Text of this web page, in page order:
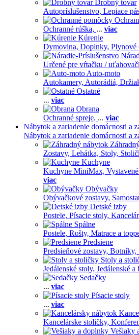
Drobný tovar
Autopríslušenstvo, Lepiace
Ochranné rúška, ... viac
Kúrenie
Dymovina, Doplnky, Plynové
Určené pre vŕtačku /
Auto-moto
Autokamery, Autorádiá,
Ostatné
... viac
Obrana
Ochranné spreje, ... viac
Nábytok a zariadenie domácnosti a
Nábytok a zariadenie domácnosti a
Zostavy, Lehátka, Stoly,
Kuchyne
Kuchyne MiniMax,
viac
Obývačky
Obývačkové zostavy,
Detské izby
Postele, Písacie stoly,
Spálne
Postele, Rošty, Matrace a
Predsiene
Predsieňové zostavy, Botníky,
Stoly a
Jedálenské stoly, Jedálenské a
Sedačky
... viac
Písacie stoly
... viac
Kancelárske stoličky,
Vešiaky